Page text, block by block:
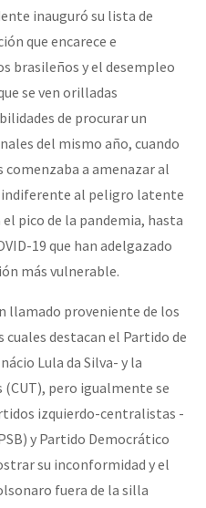
inauguró su lista de
que encarece e
brasileños y el desempleo
se ven orilladas
de procurar un
del mismo año, cuando
a amenazar al
al peligro latente
pico de la pandemia, hasta
19 que han adelgazado
más vulnerable.
llamado proveniente de los
destacan el Partido de
Lula da Silva- y la
pero igualmente se
izquierdo-centralistas -
y Partido Democrático
su inconformidad y el
fuera de la silla